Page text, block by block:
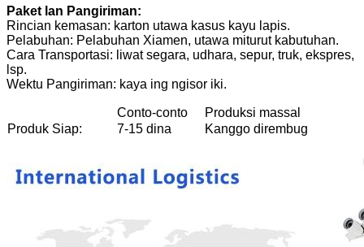
Paket lan Pangiriman:
Rincian kemasan: karton utawa kasus kayu lapis.
Pelabuhan: Pelabuhan Xiamen, utawa miturut kabutuhan.
Cara Transportasi: liwat segara, udhara, sepur, truk, ekspres,
lsp.
Wektu Pangiriman: kaya ing ngisor iki.
Conto-conto
Produksi massal
Produk Siap:
7-15 dina Kanggo dirembug